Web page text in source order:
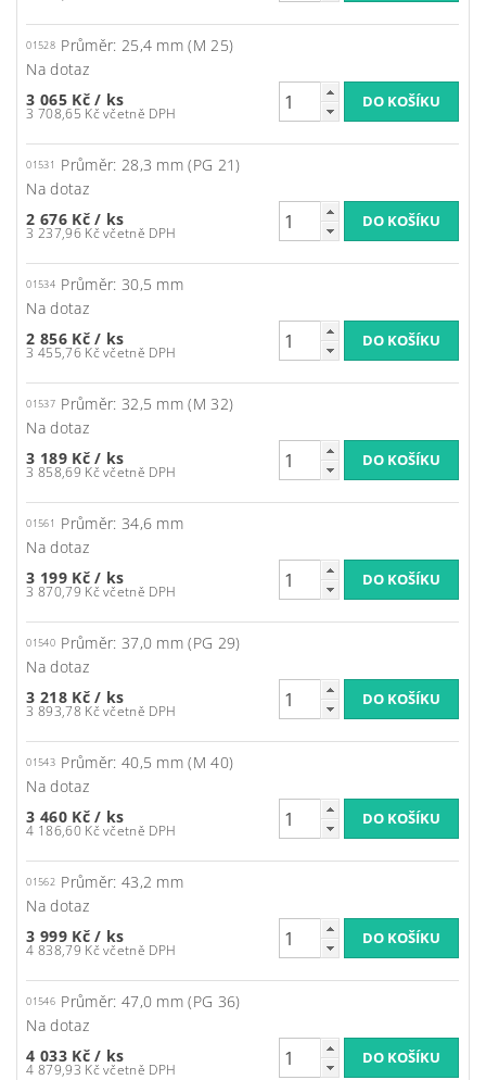
01528 Průměr: 25,4 mm (M 25)
Na dotaz
3 065 Kč/ ks
3 708,65 Kč včetně DPH
01531
Průměr: 28,3 mm (PG 21)
Na dotaz
2 676 Kč/ ks
3 237,96 Kč včetně DPH
01534 Průměr: 30,5 mm
Na dotaz
2 856 Kč/ ks
3 455,76 Kč včetně DPH
01537 Průměr: 32,5 mm (M 32)
Na dotaz
3 189 Kč/ ks
3 858,69 Kč včetně DPH
01561
Průměr: 34,6 mm
Na dotaz
3 199 Kč/ ks
3 870,79 Kč včetně DPH
01540 Průměr: 37,0 mm (PG 29)
Na dotaz
3 218 Kč/ ks
3 893,78 Kč včetně DPH
01543 Průměr: 40,5 mm (M 40)
Na dotaz
3 460 Kč/ ks
4 186,60 Kč včetně DPH
01562 Průměr: 43,2 mm
Na dotaz
3 999 Kč/ ks
4 838,79 Kč včetně DPH
01546 Průměr: 47,0 mm (PG 36)
Na dotaz
4 033 Kč/ ks
4 879,93 Kč včetně DPH